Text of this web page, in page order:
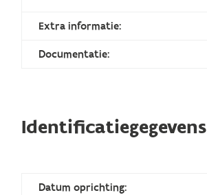
Extra informatie:
Documentatie:
Identificatiegegevens
Datum oprichting: